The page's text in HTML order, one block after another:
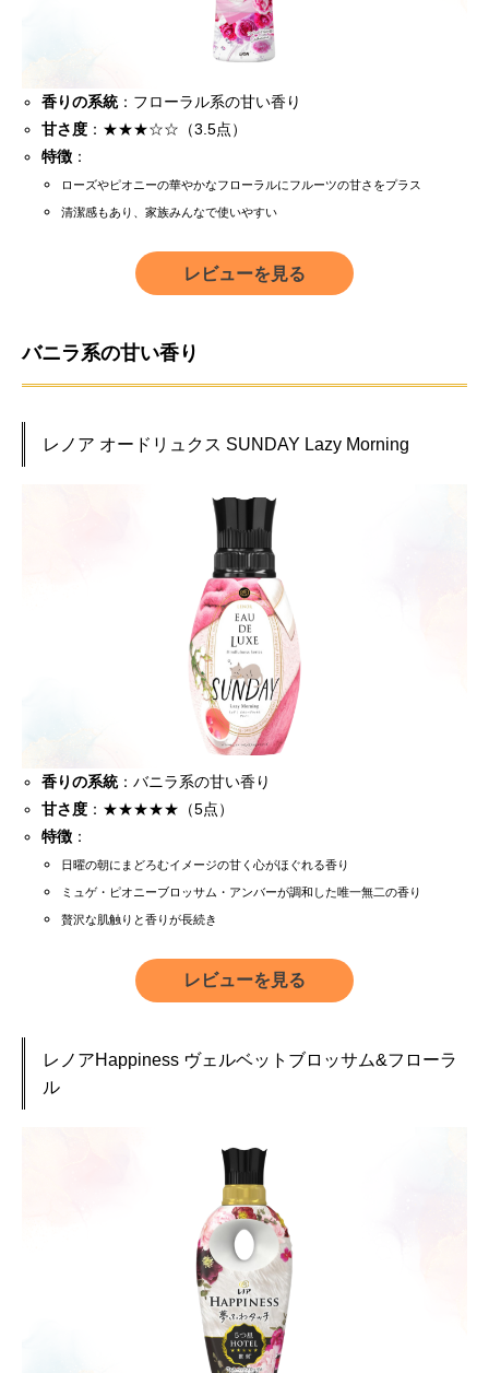
香りの系統：フローラル系の甘い香り
甘さ度 ：★★★☆☆（3.5点）
特徴 ：
ローズやピオニーの華やかなフローラルにフルーツの甘さをプラス
清潔感もあり、家族みんなで使いやすい
レビューを見る
バニラ系の甘い香り
レノア オードリュクス SUNDAY Lazy Morning
香りの系統：バニラ系の甘い香り
甘さ度 ：★★★★★（5点）
特徴 ：
日曜の朝にまどろむイメージの甘く心がほぐれる香り
ミュゲ・ピオニーブロッサム・アンバーが調和した唯一無二の香り
贅沢な肌触りと香りが長続き
レビューを見る
レノアHappiness ヴェルベットブロッサム&フローラ
ル